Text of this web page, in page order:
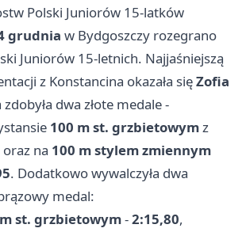
Polski Juniorów 15-latków
grudnia w Bydgoszczy rozegrano
Juniorów 15-letnich. Najjaśniejszą
z Konstancina okazała sięZofia
zdobyła dwa złote medale -
100 m st. grzbietowymz
oraz na 100 m stylem zmiennym
. Dodatkowo wywalczyła dwa
medal:
st. grzbietowym-2:15,80,